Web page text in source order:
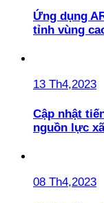
Ứng dụng
tỉnh vùng
13 Th4,2023
Cập nhật
nguồn lực
08 Th4,2023